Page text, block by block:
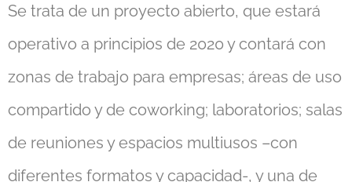
Se trata de un proyecto abierto, que estará
operativo a principios de 2020 y contará con
zonas de trabajo para empresas; áreas de uso
compartido y de coworking; laboratorios; salas
de reuniones y espacios multiusos –con
diferentes formatos y capacidad-, y una de